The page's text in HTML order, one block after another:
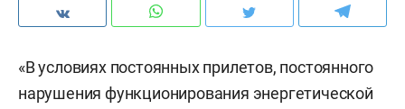
«В условиях постоянных прилетов, постоянного
нарушения функционирования энергетической